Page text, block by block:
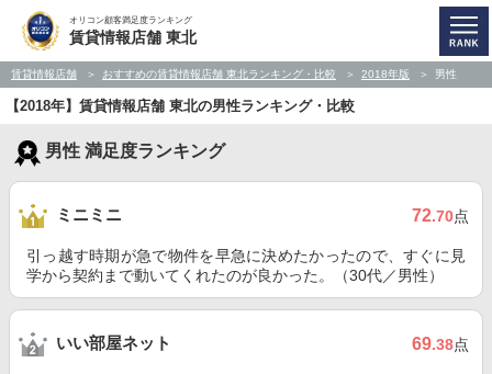
オリコン顧客満足度ランキング
賃貸情報店舗 東北
賃貸情報店舗 おすすめの賃貸情報店舗 東北ランキング・比較 2018年版 男性
【2018年】賃貸情報店舗 東北の男性ランキング・比較
男性 満足度ランキング
ミニミニ 72.70点
引っ越す時期が急で物件を早急に決めたかったので、すぐに見
学から契約まで動いてくれたのが良かった。（30代／男性）
いい部屋ネット 69.38点